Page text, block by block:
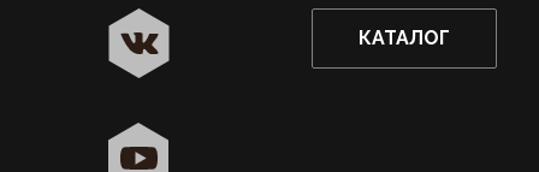
КАТАЛОГ